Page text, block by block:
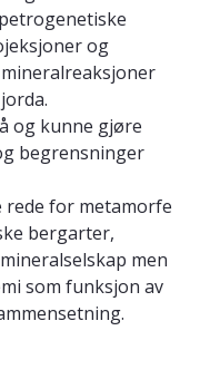
og
og kunne gjøre
begrensninger
rede for metamorfe
bergarter,
men
som funksjon av